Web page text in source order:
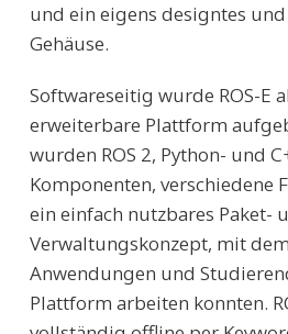
und ein eigens designtes
Gehäuse.
Softwareseitig wurde ROS-E
erweiterbare Plattform
wurden ROS 2, Python- und
Komponenten, verschiedene
ein einfach nutzbares Paket-
Verwaltungskonzept, mit
Anwendungen und
Plattform arbeiten konnten.